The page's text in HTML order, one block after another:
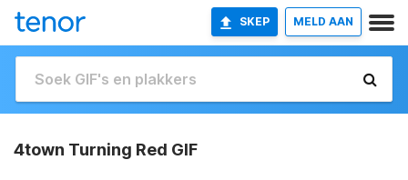
SKEP MELD AAN
4town Turning Red GIF